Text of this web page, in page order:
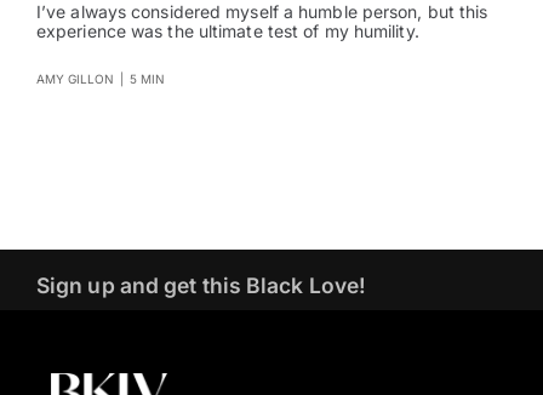
I’ve always considered myself a humble person, but this
experience was the ultimate test of my humility.
AMY GILLON 5 MIN
Sign up and get this Black Love!